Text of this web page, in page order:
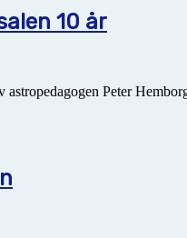
10 år
Peter